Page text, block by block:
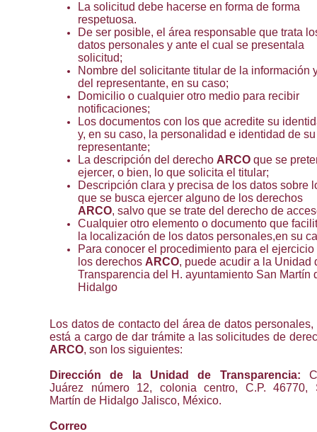
La solicitud debe hacerse en forma de forma
respetuosa.
De ser posible, el área responsable que trata
datos personales y ante el cual se presentala
solicitud;
Nombre del solicitante titular de la información
del representante, en su caso;
Domicilio o cualquier otro medio para recibir
notificaciones;
Los documentos con los que acredite su
y, en su caso, la personalidad e identidad de su
representante;
La descripción del derecho ARCO que se
ejercer, o bien, lo que solicita el titular;
Descripción clara y precisa de los datos sobre
que se busca ejercer alguno de los derechos
ARCO, salvo que se trate del derecho de
Cualquier otro elemento o documento que
la localización de los datos personales,en su
Para conocer el procedimiento para el ejercicio
los derechos ARCO, puede acudir a la Unidad
Transparencia del H. ayuntamiento San Martín
Hidalgo
Los datos de contacto del área de datos personales,
está a cargo de dar trámite a las solicitudes de
ARCO, son los siguientes:
Dirección de la Unidad de Transparencia:
Juárez número 12, colonia centro, C.P. 46770,
Martín de Hidalgo Jalisco, México.
Correo